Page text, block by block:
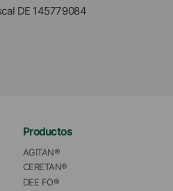
DE 145779084
Productos
AGITAN®
CERETAN®
DEE FO®